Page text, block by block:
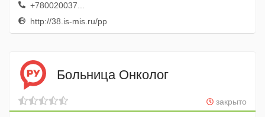
+780020037...
http://38.is-mis.ru/pp
Больница Онколог
закрыто